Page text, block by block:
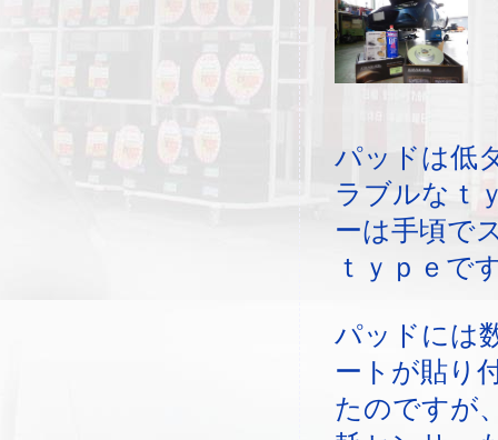
パッドは低
ラブルなｔ
ーは手頃で
ｔｙｐｅで
パッドには
ートが貼り
たのですが